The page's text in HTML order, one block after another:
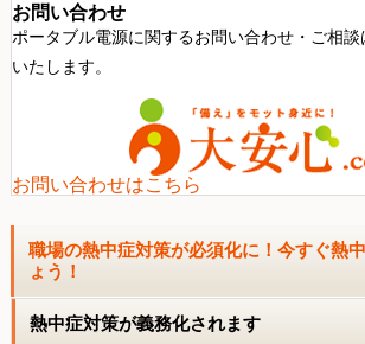
お問い合わせ
ポータブル電源に関するお問い合わせ・ご相
いたします。
お問い合わせはこちら
職場の熱中症対策が必須化に！今すぐ熱
ょう！
熱中症対策が義務化されます